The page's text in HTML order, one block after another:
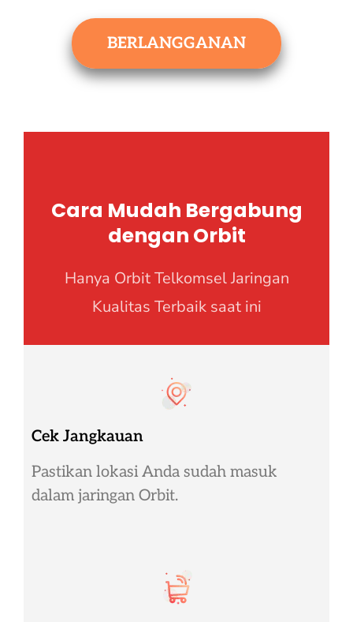
BERLANGGANAN
Cara Mudah Bergabung
dengan Orbit
Hanya Orbit Telkomsel Jaringan
Kualitas Terbaik saat ini
Cek Jangkauan
Pastikan lokasi Anda sudah masuk
dalam jaringan Orbit.